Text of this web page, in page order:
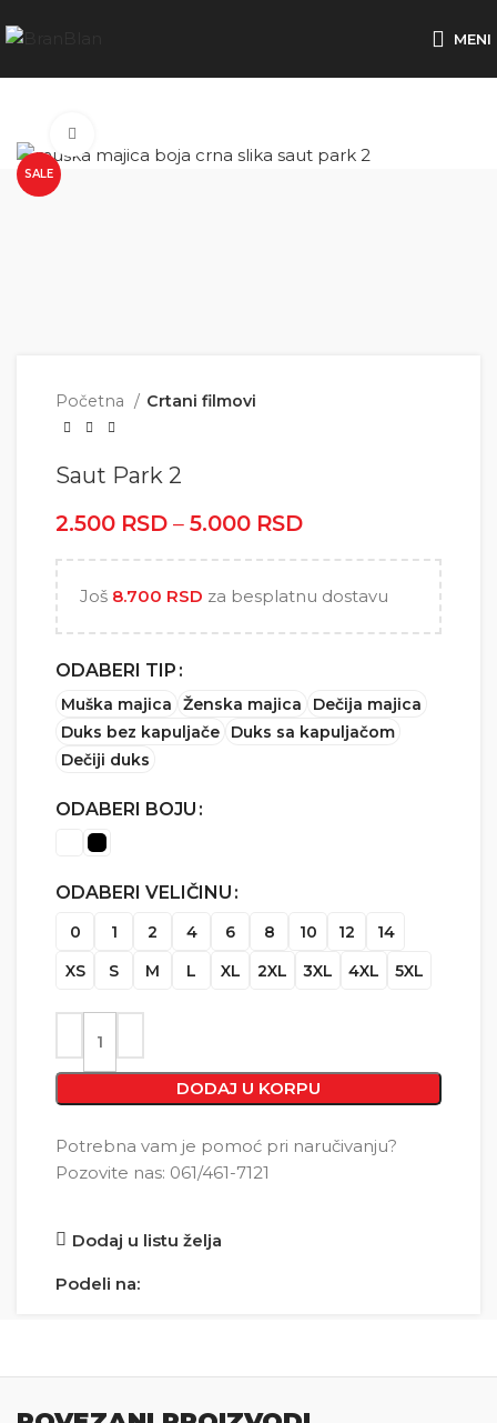
MENI
SALE
Početna Crtani filmovi
Saut Park 2
2.500 RSD – 5.000 RSD
Još 8.700 RSD za besplatnu dostavu
ODABERI TIP
Muška majica Ženska majica
Dečija majica
Duks bez kapuljače
Duks sa kapuljačom
Dečiji duks
ODABERI BOJU
ODABERI VELIČINU
0 1 2 4 6 8 10 12
14
XS
S M L XL 2XL 3XL 4XL 5XL
DODAJ U KORPU
Potrebna vam je pomoć pri naručivanju?
Pozovite nas: 061/461-7121
Dodaj u listu želja
Podeli na: